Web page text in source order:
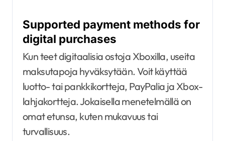
Supported payment methods for
digital purchases
Kun teet digitaalisia ostoja Xboxilla, useita
maksutapoja hyväksytään. Voit käyttää
luotto- tai pankkikortteja, PayPalia ja Xbox-
lahjakortteja. Jokaisella menetelmällä on
omat etunsa, kuten mukavuus tai
turvallisuus.